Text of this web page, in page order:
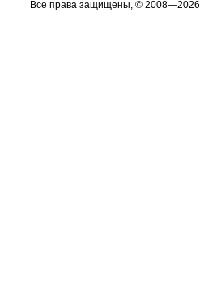
Все права защищены, © 2008—2026